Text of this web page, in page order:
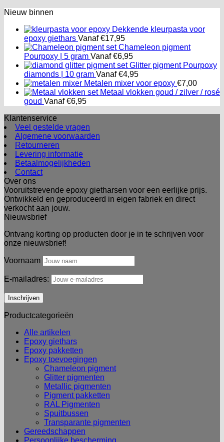
Nieuw binnen
Dekkende kleurpasta voor
epoxy giethars Vanaf €17,95
Chameleon pigment
Pourpoxy | 5 gram Vanaf €6,95
Glitter pigment Pourpoxy
diamonds | 10 gram Vanaf €4,95
Metalen mixer voor epoxy €7,00
Metaal vlokken goud / zilver / rosé
goud Vanaf €6,95
Klantenservice
Veel gestelde vragen
Algemene voorwaarden
Retourneren
Levering informatie
Betaalmogelijkheden
Contact
Over ons
Vooruitstrevende epoxy gietharsen voor een eerlijke prijs.
Ontwikkeld en geproduceerd in eigen fabriek en direct
verkocht aan jouw.
Nieuwsbrief
Ontvang korting op producten door je in te schrijven voor
onze nieuwsbrief!
Voornaam
E-mailadres:
Productcategorieën
Alle artikelen
Epoxy giethars
Epoxy pakketten
Epoxy toevoegingen
Chameleon pigment
Glitter pigmenten
Metallic pigmenten
Pigment pakketten
RAL Pigmenten
Spuitbussen
Transparante pigmenten
Gereedschappen
Persoonlijke bescherming